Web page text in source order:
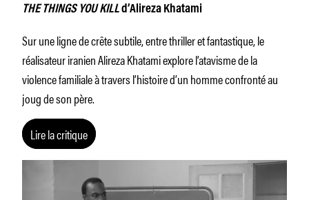
THE THINGS YOU KILLd’Alireza Khatami
Sur une ligne de crête subtile, entre thriller et fantastique, le
réalisateur iranien Alireza Khatami explore l’atavisme de la
violence familiale à travers l’histoire d’un homme confronté au
joug de son père.
Lire la critique